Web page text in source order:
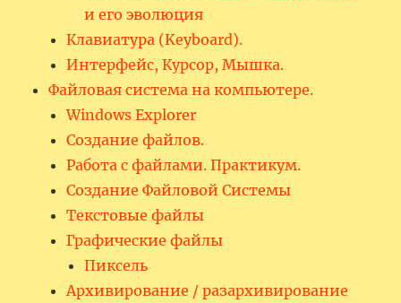
и его эволюция
Клавиатура (Keyboard).
Интерфейс, Курсор, Мышка.
Файловая система на компьютере.
Windows Explorer
Создание файлов.
Работа с файлами. Практикум.
Создание Файловой Системы
Текстовые файлы
Графические файлы
Пиксель
Архивирование / разархивирование